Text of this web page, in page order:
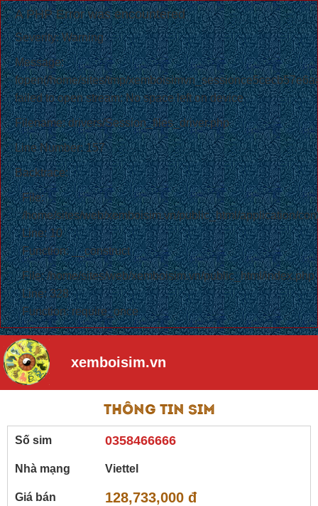
A PHP Error was encountered
Severity: Warning
Message:
fopen(/home/sites/tmp/
failed to open stream: No space left on device
Filename: drivers/Session_files_driver.php
Line Number: 157
Backtrace:
File:
/home/sites/web/xemboisim.vn/public_html/application/
Line: 10
Function: __construct
File: /home/sites/web/xemboisim.vn/public_html/index.php
Line: 328
Function: require_once
xemboisim.vn
Thông tin sim
Số sim 0358466666
Nhà mạng Viettel
Giá bán 128,733,000 đ